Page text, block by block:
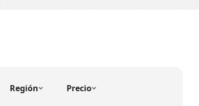
Región Precio